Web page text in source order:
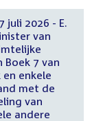
2026 - E.
van
Boek 7 van
enkele
met de
van
andere